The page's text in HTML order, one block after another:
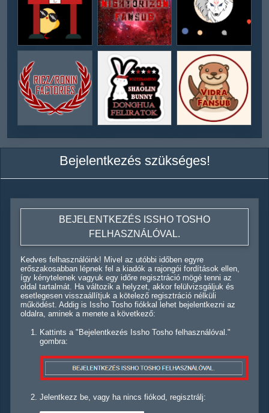
Bejelentkezés szükséges!
BEJELENTKEZÉS ISSHO TOSHO
FELHASZNÁLÓVAL.
Kedves felhasználóink! Mivel az utóbbi időben egyre
erőszakosabban lépnek fel a kiadók a rajongói fordítások ellen,
így kénytelenek vagyuk egy időre regisztráció mögé tenni az
oldal tartalmát. Ha változik a helyzet, akkor felülvizsgáljuk és
esetlegesen visszaállítjuk a kötelező regisztráció nélküli
működést. Addig is Issho Tosho fiókkal lehet bejelentkezni az
oldalra, aminek a menete a következő:
Kattints a "Bejelentkezés Issho Tosho felhasználóval."
gombra:
Jelentkezz be, vagy ha nincs fiókod, regisztrálj: